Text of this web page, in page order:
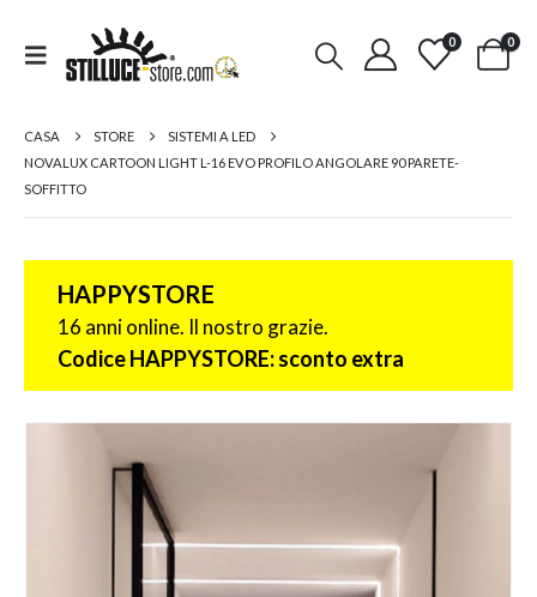
0 0
CASA STORE
SISTEMI A LED
NOVALUX CARTOON LIGHT L-16 EVO PROFILO ANGOLARE 90 PARETE-
SOFFITTO
HAPPYSTORE
16 anni online. Il nostro grazie.
Codice HAPPYSTORE: sconto extra